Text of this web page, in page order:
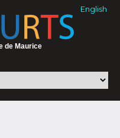
English
de Maurice